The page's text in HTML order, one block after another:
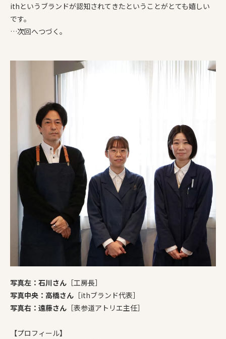
ithというブランドが認知されてきたということがとても嬉しい
です。
…次回へつづく。
写真左：石川さん ［工房長］
写真中央：高橋さん ［ithブランド代表］
写真右：遠藤さん ［表参道アトリエ主任］
【プロフィール】